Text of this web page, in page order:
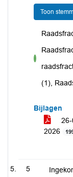
Toon
voor
(1),
Bijlagen
2026
5